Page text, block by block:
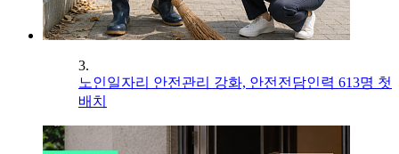
3.
노인일자리 안전관리 강화, 안전전담인력 613명 첫
배치